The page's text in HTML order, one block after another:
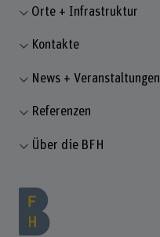
Orte + Infrastruktur
Kontakte
News + Veranstaltungen
Referenzen
Über die BFH